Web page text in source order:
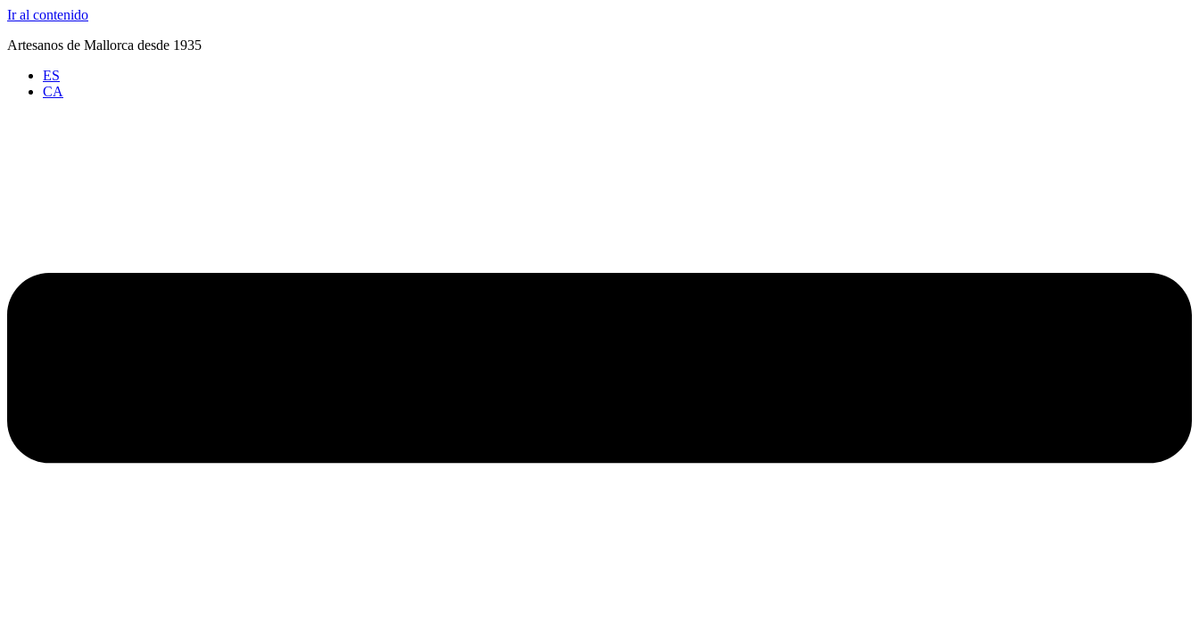
Ir al contenido
Artesanos de Mallorca desde 1935
ES
CA